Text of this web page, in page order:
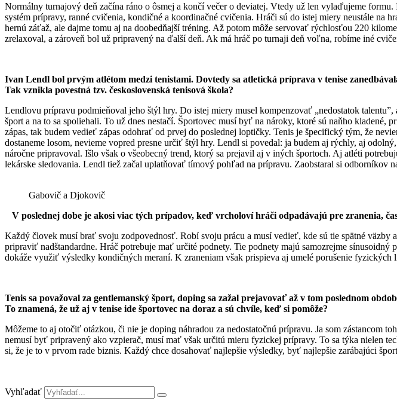
Normálny turnajový deň začína ráno o ôsmej a končí večer o deviatej. Vtedy už len vylaďujeme
systém prípravy, ranné cvičenia, kondičné a koordinačné cvičenia. Hráči sú do istej miery neustále na
hernú záťaž, ale dajme tomu aj na doobedňajší tréning. Až potom môže servovať rýchlosťou 220
zrelaxoval, a zároveň bol už pripravený na ďalší deň. Ak má hráč po turnaji deň voľna, robíme iné
Ivan Lendl bol prvým atlétom medzi tenistami. Dovtedy sa atletická príprava v tenise
Tak vznikla povestná tzv. československá tenisová škola?
Lendlovu prípravu podmieňoval jeho štýl hry. Do istej miery musel kompenzovať „nedostatok
šport a na to sa spoliehali. To už dnes nestačí. Športovec musí byť na nároky, ktoré sú naňho
zápas, tak budem vedieť zápas odohrať od prvej do poslednej loptičky. Tenis je špecifický tým, že
dostaneme losom, nevieme vopred presne určiť štýl hry. Lendl si povedal: ja budem aj rýchly, aj
náročne pripravoval. Išlo však o všeobecný trend, ktorý sa prejavil aj v iných športoch. Aj atléti
lekárske sledovania. Lendl tiež začal uplatňovať tímový pohľad na prípravu. Zaobstaral si odborníkov
Gabovič a Djokovič
V poslednej dobe je akosi viac tých prípadov, keď vrcholoví hráči odpadávajú pre zranenia,
Každý človek musí brať svoju zodpovednosť. Robí svoju prácu a musí vedieť, kde sú tie spätné väzby
pripraviť nadštandardne. Hráč potrebuje mať určité podnety. Tie podnety majú samozrejme
dokáže využiť výsledky kondičných meraní. K zraneniam však prispieva aj umelé porušenie
Tenis sa považoval za gentlemanský šport, doping sa zažal prejavovať až v tom poslednom
To znamená, že už aj v tenise ide športovec na doraz a sú chvíle, keď si pomôže?
Môžeme to aj otočiť otázkou, či nie je doping náhradou za nedostatočnú prípravu. Ja som zástancom
nemusí byť pripravený ako vzpierač, musí mať však určitú mieru fyzickej prípravy. To sa týka nielen
si, že je to v prvom rade biznis. Každý chce dosahovať najlepšie výsledky, byť najlepšie zarábajúci
Vyhľadať